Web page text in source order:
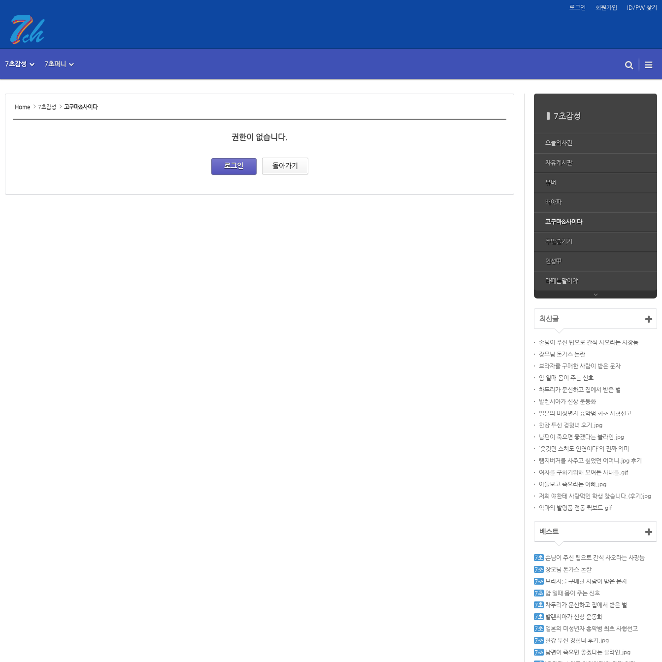
메뉴 건너뛰기
로그인 회원가입 ID/PW 찾기
7초감성 7초퍼니
본문시작
7초감성
오늘의사건
자유게시판
유머
배아파
고구마&사이다
주말즐기기
인성甲
라떼는말이야
최신글
손님이 주신 팁으로 간식 사오라는 사장놈
장모님 돈가스 논란
브라자를 구매한 사람이 받은 문자
암 일때 몸이 주는 신호
차두리가 문신하고 집에서 받은 벌
발렌시아가 신상 운동화
일본의 미성년자 흉악범 최초 사형선고
한강 투신 경험녀 후기.jpg
남편이 죽으면 좋겠다는 블라인.jpg
`옷깃만 스쳐도 인연이다`의 진짜 의미
램지버거를 사주고 싶었던 어머니.jpg 후기
여자를 구하기위해 모여든 사내들.gif
아들보고 죽으라는 아빠.jpg
저희 얘한테 사탕먹인 학생 찾습니다.(후기)jpg
악마의 발명품 전동 퀵보드.gif
베스트
손님이 주신 팁으로 간식 사오라는 사장놈
장모님 돈가스 논란
브라자를 구매한 사람이 받은 문자
암 일때 몸이 주는 신호
차두리가 문신하고 집에서 받은 벌
발렌시아가 신상 운동화
일본의 미성년자 흉악범 최초 사형선고
한강 투신 경험녀 후기.jpg
남편이 죽으면 좋겠다는 블라인.jpg
Home 7초감성 고구마&사이다
권한이 없습니다.
로그인 돌아가기